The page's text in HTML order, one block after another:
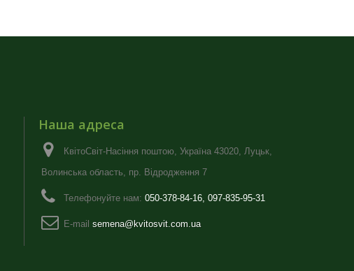
Наша адреса
КвітоСвіт-Насіння поштою, Україна 43020, Луцьк,
Волинська область, пр. Відродження 7
Телефонуйте нам: 050-378-84-16, 097-835-95-31
E-maіl semena@kvitosvit.com.ua